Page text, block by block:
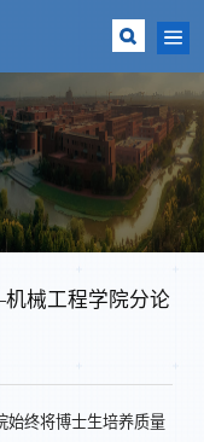
械工程学院分论
始终将博士生培养质量